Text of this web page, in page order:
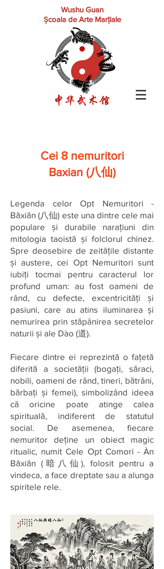
Wushu Guan
Școala deArte Marțiale
Cei 8 nemuritori
Baxian (八仙)​
Legenda celor Opt Nemuritori -
Bāxiān (八仙) este una dintre cele mai
populare și durabile narațiuni din
mitologia taoistă și folclorul chinez.
Spre deosebire de zeitățile distante
și austere, cei Opt Nemuritori sunt
iubiți tocmai pentru caracterul lor
profund uman: au fost oameni de
rând, cu defecte, excentricități și
pasiuni, care au atins iluminarea și
nemurirea prin stăpânirea secretelor
naturii și ale Dào (道).
Fiecare dintre ei reprezintă o fațetă
diferită a societății (bogați, săraci,
nobili, oameni de rând, tineri, bătrâni,
bărbați și femei), simbolizând ideea
că oricine poate atinge calea
spirituală, indiferent de statutul
social. De asemenea, fiecare
nemuritor deține un obiect magic
ritualic, numit Cele Opt Comori - Àn
Bāxiān (暗八仙), folosit pentru a
vindeca, a face dreptate sau a alunga
spiritele rele.